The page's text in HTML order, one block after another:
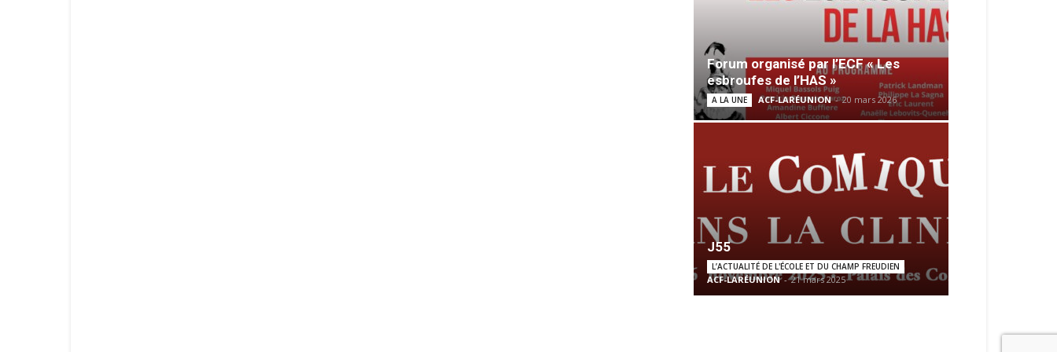
Forum organisé par l’ECF « Les
esbroufes de l’HAS »
A LA UNE ACF-LARÉUNION - 20 mars 2026
J55
L’ACTUALITÉ DE L'ÉCOLE ET DU CHAMP FREUDIEN
ACF-LARÉUNION - 21 mars 2025